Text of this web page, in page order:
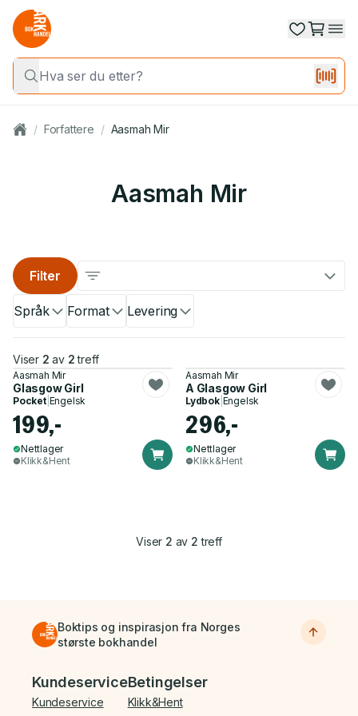
/ Forfattere / Aasmah Mir
Aasmah Mir
Språk Format Levering
Filter
Viser 2 av 2 treff
Aasmah Mir
Glasgow Girl
Pocket| Engelsk
199,-
Nettlager
Klikk&Hent
Aasmah Mir
A Glasgow Girl
Lydbok| Engelsk
296,-
Nettlager
Klikk&Hent
Viser 2 av 2 treff
Boktips og inspirasjon fra Norges
største bokhandel
Bunnmeny
Kundeservice
Kundeservice
Betingelser
Klikk&Hent